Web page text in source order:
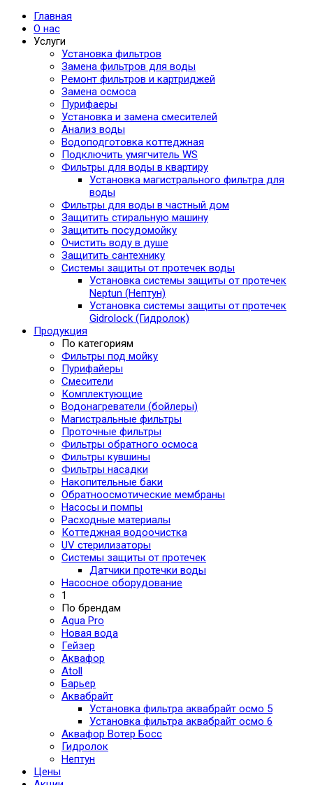
Главная
О нас
Услуги
Установка фильтров
Замена фильтров для воды
Ремонт фильтров и картриджей
Замена осмоса
Пурифаеры
Установка и замена смесителей
Анализ воды
Водоподготовка коттеджная
Подключить умягчитель WS
Фильтры для воды в квартиру
Установка магистрального фильтра для
воды
Фильтры для воды в частный дом
Защитить стиральную машину
Защитить посудомойку
Очистить воду в душе
Защитить сантехнику
Системы защиты от протечек воды
Установка системы защиты от протечек
Neptun (Нептун)
Установка системы защиты от протечек
Gidrolock (Гидролок)
Продукция
По категориям
Фильтры под мойку
Пурифайеры
Смесители
Комплектующие
Водонагреватели (бойлеры)
Магистральные фильтры
Проточные фильтры
Фильтры обратного осмоса
Фильтры кувшины
Фильтры насадки
Накопительные баки
Обратноосмотические мембраны
Насосы и помпы
Расходные материалы
Коттеджная водоочистка
UV стерилизаторы
Системы защиты от протечек
Датчики протечки воды
Насосное оборудование
1
По брендам
Aqua Pro
Новая вода
Гейзер
Аквафор
Atoll
Барьер
Аквабрайт
Установка фильтра аквабрайт осмо 5
Установка фильтра аквабрайт осмо 6
Аквафор Вотер Босс
Гидролок
Нептун
Цены